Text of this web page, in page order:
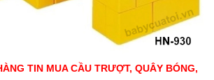
TIN MUA CẦU TRƯỢT, QUÂY BÓNG,